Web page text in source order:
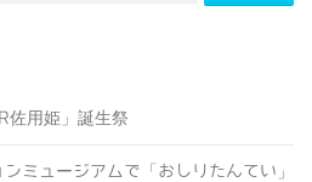
佐用姫」誕生祭
ミュージアムで「おしりたんてい」